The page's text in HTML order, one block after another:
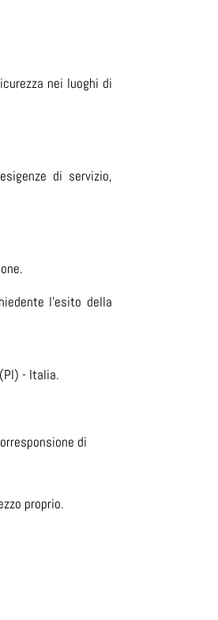
nei luoghi di
di servizio,
l’esito della
- Italia.
di
proprio.